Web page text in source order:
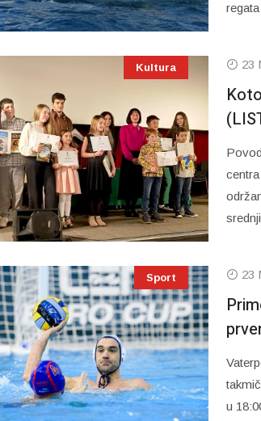
Kultura 23
Sport 23
u